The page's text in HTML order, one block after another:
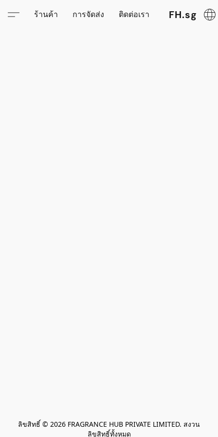
FH.sg
ร้านค้า การจัดส่ง ติดต่อเรา
ลิขสิทธิ์ © 2026 FRAGRANCE HUB PRIVATE LIMITED. สงวน
ลิขสิทธิ์ทั้งหมด